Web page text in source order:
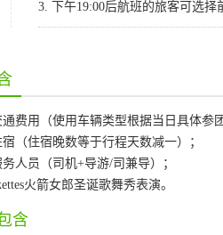
3. 下午19:00后航班的旅客可选择
通费用（使用车辆类型根据当日具体参
（住宿晚数等于行程天数减一）；
人员（司机+导游/司兼导）；
火箭女郎圣诞歌舞秀表演。
含